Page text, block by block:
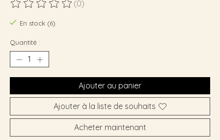
Ce produit est évalué à
(0)
En stock (6)
Quantité :
Ajouter au panier
Ajouter à la liste de souhaits
Acheter maintenant